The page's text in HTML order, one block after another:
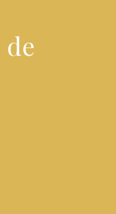
de